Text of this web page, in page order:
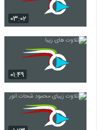
۰۳:۰۲
۰۱:۴۹